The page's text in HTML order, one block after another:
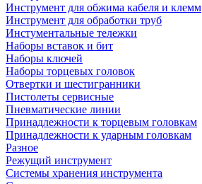
Инструмент для обжима кабеля и клемм
Инструмент для обработки труб
Инстументальные тележки
Наборы вставок и бит
Наборы ключей
Наборы торцевых головок
Отвертки и шестигранники
Пистолеты сервисные
Пневматические линии
Принадлежности к торцевым головкам
Принадлежности к ударным головкам
Разное
Режущий инструмент
Системы хранения инструмента